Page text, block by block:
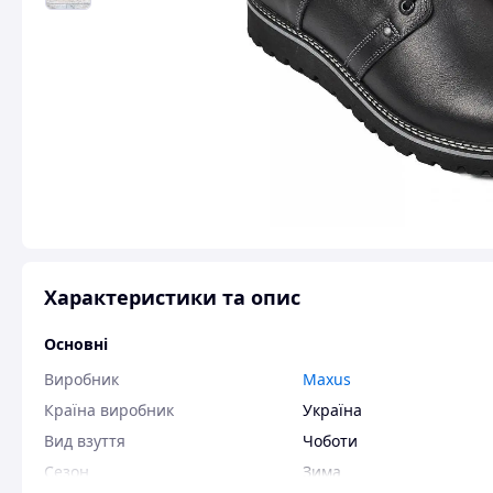
Характеристики та опис
Основні
Виробник
Maxus
Країна виробник
Україна
Вид взуття
Чоботи
Сезон
Зима